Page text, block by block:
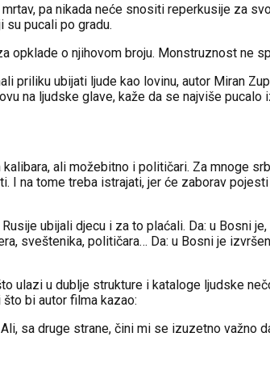
pa nikada neće snositi reperkusije za
su pucali po gradu.
opklade o njihovom broju. Monstruznost ne
priliku ubijati ljude kao lovinu, autor Miran
na ljudske glave, kaže da se najviše pucalo
ali možebitno i političari. Za mnoge
na tome treba istrajati, jer će zaborav
ubijali djecu i za to plaćali. Da: u Bosni
sveštenika, političara… Da: u Bosni je
ulazi u dublje strukture i kataloge ljudske
što bi autor filma kazao:
sa druge strane, čini mi se izuzetno važno